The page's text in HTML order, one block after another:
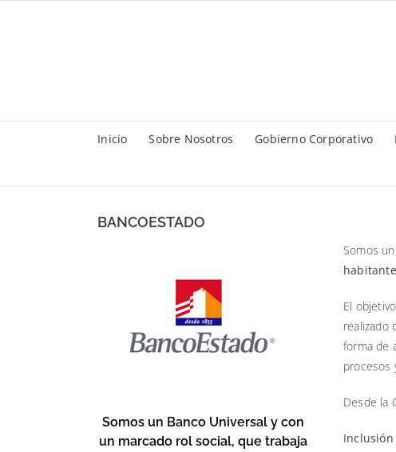
Inicio Sobre Nosotros Gobierno Corporativo
BANCOESTADO
Somos un Banco Universal y con
un marcado rol social, que trabaja
Somos
El
realizado
forma de
procesos
Desde la
Inclusión